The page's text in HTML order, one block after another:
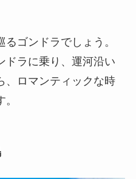
ゴンドラでしょう。
ドラに乗り、運河沿い
、ロマンティックな時